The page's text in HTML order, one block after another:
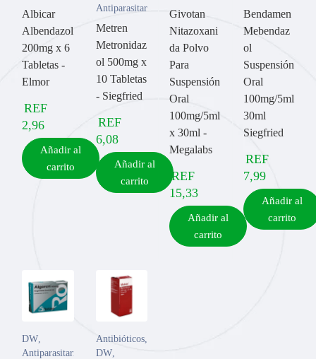
Albicar
Albendazol
200mg x 6
Tabletas -
Elmor
REF
2,96
Añadir al
carrito
Antiparasitarios
Metren
Metronidaz
ol 500mg x
10 Tabletas
- Siegfried
REF
6,08
Añadir al
carrito
Givotan
Nitazoxani
da Polvo
Para
Suspensión
Oral
100mg/5ml
x 30ml -
Megalabs
REF
15,33
Añadir al
carrito
Bendamen
Mebendaz
ol
Suspensión
Oral
100mg/5ml
30ml
Siegfried
REF
7,99
Añadir al
carrito
DW,
Antiparasitarios
Antibióticos,
DW,